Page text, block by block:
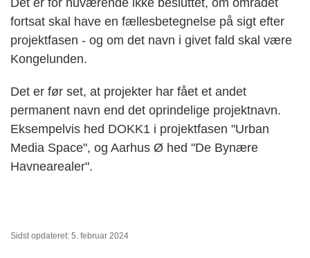
Det er for nuværende ikke besluttet, om området
fortsat skal have en fællesbetegnelse på sigt efter
projektfasen - og om det navn i givet fald skal være
Kongelunden.
Det er før set, at projekter har fået et andet
permanent navn end det oprindelige projektnavn.
Eksempelvis hed DOKK1 i projektfasen "Urban
Media Space", og Aarhus Ø hed "De Bynære
Havnearealer".
Sidst opdateret: 5. februar 2024